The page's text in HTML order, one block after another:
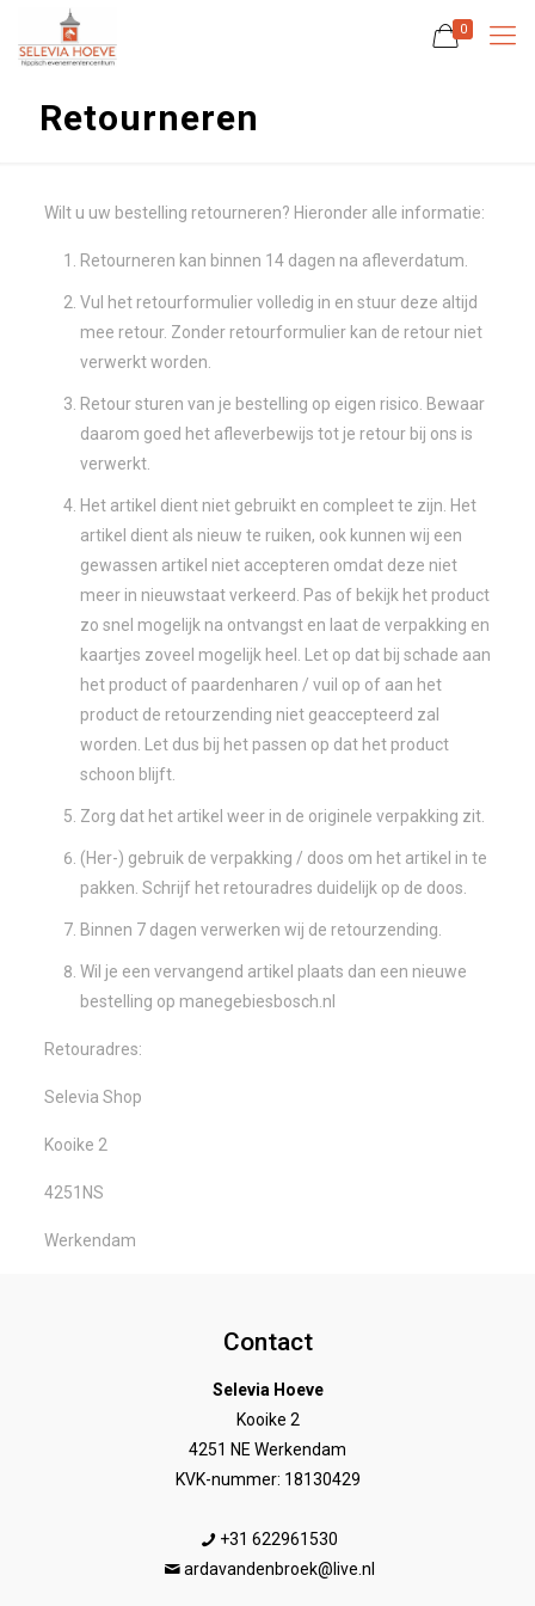
0
Retourneren
Wilt u uw bestelling retourneren? Hieronder alle informatie:
Retourneren kan binnen 14 dagen na afleverdatum.
Vul het retourformulier volledig in en stuur deze altijd
mee retour. Zonder retourformulier kan de retour niet
verwerkt worden.
Retour sturen van je bestelling op eigen risico. Bewaar
daarom goed het afleverbewijs tot je retour bij ons is
verwerkt.
Het artikel dient niet gebruikt en compleet te zijn. Het
artikel dient als nieuw te ruiken, ook kunnen wij een
gewassen artikel niet accepteren omdat deze niet
meer in nieuwstaat verkeerd. Pas of bekijk het product
zo snel mogelijk na ontvangst en laat de verpakking en
kaartjes zoveel mogelijk heel. Let op dat bij schade aan
het product of paardenharen / vuil op of aan het
product de retourzending niet geaccepteerd zal
worden. Let dus bij het passen op dat het product
schoon blijft.
Zorg dat het artikel weer in de originele verpakking zit.
(Her-) gebruik de verpakking / doos om het artikel in te
pakken. Schrijf het retouradres duidelijk op de doos.
Binnen 7 dagen verwerken wij de retourzending.
Wil je een vervangend artikel plaats dan een nieuwe
bestelling op manegebiesbosch.nl
Retouradres:
Selevia Shop
Kooike 2
4251NS
Werkendam
Contact
Selevia Hoeve
Kooike 2
4251 NE Werkendam
KVK-nummer: 18130429
+31 622961530
ardavandenbroek@live.nl